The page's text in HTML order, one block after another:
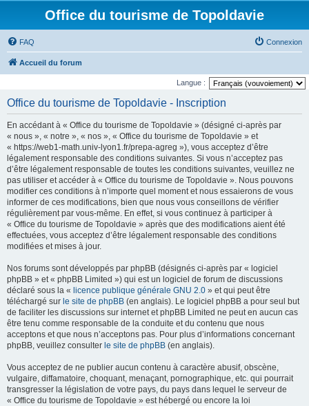
Office du tourisme de Topoldavie
FAQ Connexion
Accueil du forum
Langue :
Office du tourisme de Topoldavie - Inscription
En accédant à « Office du tourisme de Topoldavie » (désigné ci-après par
« nous », « notre », « nos », « Office du tourisme de Topoldavie » et
« https://web1-math.univ-lyon1.fr/prepa-agreg »), vous acceptez d’être
légalement responsable des conditions suivantes. Si vous n’acceptez pas
d’être légalement responsable de toutes les conditions suivantes, veuillez ne
pas utiliser et accéder à « Office du tourisme de Topoldavie ». Nous pouvons
modifier ces conditions à n’importe quel moment et nous essaierons de vous
informer de ces modifications, bien que nous vous conseillons de vérifier
régulièrement par vous-même. En effet, si vous continuez à participer à
« Office du tourisme de Topoldavie » après que des modifications aient été
effectuées, vous acceptez d’être légalement responsable des conditions
modifiées et mises à jour.
Nos forums sont développés par phpBB (désignés ci-après par « logiciel
phpBB » et « phpBB Limited ») qui est un logiciel de forum de discussions
déclaré sous la « licence publique générale GNU 2.0 » et qui peut être
téléchargé sur le site de phpBB (en anglais). Le logiciel phpBB a pour seul but
de faciliter les discussions sur internet et phpBB Limited ne peut en aucun cas
être tenu comme responsable de la conduite et du contenu que nous
acceptons et que nous n’acceptons pas. Pour plus d’informations concernant
phpBB, veuillez consulter le site de phpBB (en anglais).
Vous acceptez de ne publier aucun contenu à caractère abusif, obscène,
vulgaire, diffamatoire, choquant, menaçant, pornographique, etc. qui pourrait
transgresser la législation de votre pays, du pays dans lequel le serveur de
« Office du tourisme de Topoldavie » est hébergé ou encore la loi